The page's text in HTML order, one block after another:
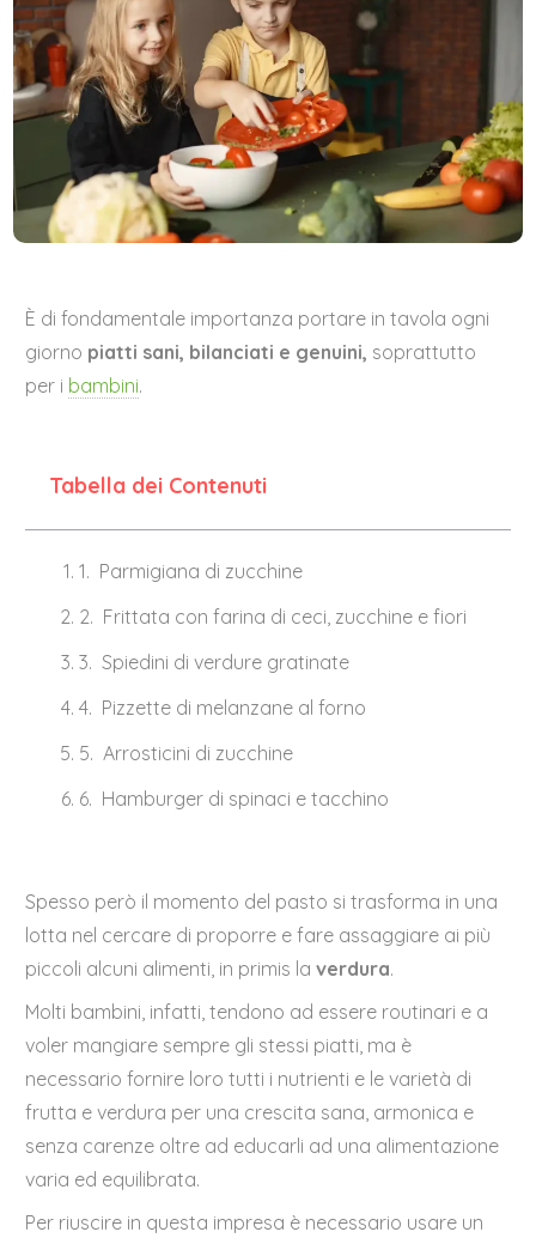
È di fondamentale importanza portare in tavola ogni
giorno piatti sani, bilanciati e genuini, soprattutto
per i bambini.
Tabella dei Contenuti
Parmigiana di zucchine
Frittata con farina di ceci, zucchine e fiori
Spiedini di verdure gratinate
Pizzette di melanzane al forno
Arrosticini di zucchine
Hamburger di spinaci e tacchino
Spesso però il momento del pasto si trasforma in una
lotta nel cercare di proporre e fare assaggiare ai più
piccoli alcuni alimenti, in primis laverdura.
Molti bambini, infatti, tendono ad essere routinari e a
voler mangiare sempre gli stessi piatti, ma è
necessario fornire loro tutti i nutrienti e le varietà di
frutta e verdura per una crescita sana, armonica e
senza carenze oltre ad educarli ad una alimentazione
varia ed equilibrata.
Per riuscire in questa impresa è necessario usare un